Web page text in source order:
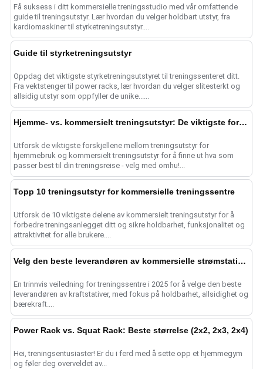
Få suksess i ditt kommersielle treningsstudio med vår omfattende
guide til treningsutstyr. Lær hvordan du velger holdbart utstyr, fra
kardiomaskiner til styrketreningsutstyr....
Guide til styrketreningsutstyr
Oppdag det viktigste styrketreningsutstyret til treningssenteret ditt.
Fra vektstenger til power racks, lær hvordan du velger slitesterkt og
allsidig utstyr som oppfyller de unike......
Hjemme- vs. kommersielt treningsutstyr: De viktigste forskjellene
Utforsk de viktigste forskjellene mellom treningsutstyr for
hjemmebruk og kommersielt treningsutstyr for å finne ut hva som
passer best til din treningsreise - velg med omhu!...
Topp 10 treningsutstyr for kommersielle treningssentre
Utforsk de 10 viktigste delene av kommersielt treningsutstyr for å
forbedre treningsanlegget ditt og sikre holdbarhet, funksjonalitet og
attraktivitet for alle brukere....
Velg den beste leverandøren av kommersielle strømstativer
En trinnvis veiledning for treningssentre i 2025 for å velge den beste
leverandøren av kraftstativer, med fokus på holdbarhet, allsidighet og
bærekraft....
Power Rack vs. Squat Rack: Beste størrelse (2x2, 2x3, 2x4)
Hei, treningsentusiaster! Er du i ferd med å sette opp et hjemmegym
og føler deg overveldet av...